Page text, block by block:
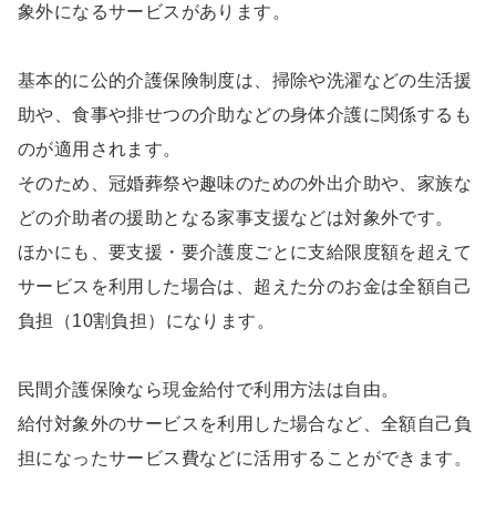
象外になるサービスがあります。
基本的に公的介護保険制度は、掃除や洗濯などの生活援
助や、食事や排せつの介助などの身体介護に関係するも
のが適用されます。
そのため、冠婚葬祭や趣味のための外出介助や、家族な
どの介助者の援助となる家事支援などは対象外です。
ほかにも、要支援・要介護度ごとに支給限度額を超えて
サービスを利用した場合は、超えた分のお金は全額自己
負担（10割負担）になります。
民間介護保険なら現金給付で利用方法は自由。
給付対象外のサービスを利用した場合など、全額自己負
担になったサービス費などに活用することができます。